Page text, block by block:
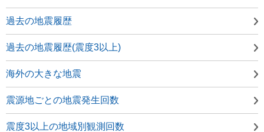
過去の地震履歴
過去の地震履歴(震度3以上)
海外の大きな地震
震源地ごとの地震発生回数
震度3以上の地域別観測回数